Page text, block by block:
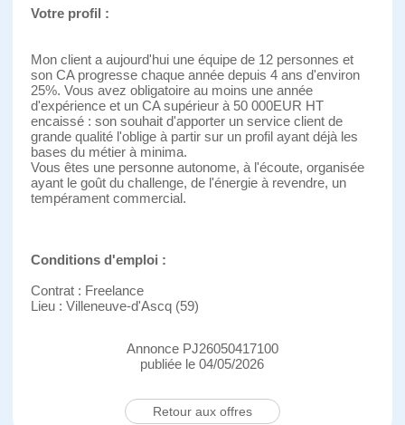
Votre profil :
Mon client a aujourd'hui une équipe de 12 personnes et
son CA progresse chaque année depuis 4 ans d'environ
25%. Vous avez obligatoire au moins une année
d'expérience et un CA supérieur à 50 000EUR HT
encaissé : son souhait d'apporter un service client de
grande qualité l'oblige à partir sur un profil ayant déjà les
bases du métier à minima.
Vous êtes une personne autonome, à l'écoute, organisée
ayant le goût du challenge, de l'énergie à revendre, un
tempérament commercial.
Conditions d'emploi :
Contrat : Freelance
Lieu : Villeneuve-d'Ascq (59)
Annonce PJ26050417100
publiée le 04/05/2026
Retour aux offres